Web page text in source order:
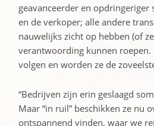
geavanceerder en
en de verkoper; alle andere
nauwelijks zicht op hebben (of
verantwoording kunnen
volgen en worden ze de
“Bedrijven zijn erin geslaagd
Maar “in ruil” beschikken ze nu
ontspannend vinden, waar we